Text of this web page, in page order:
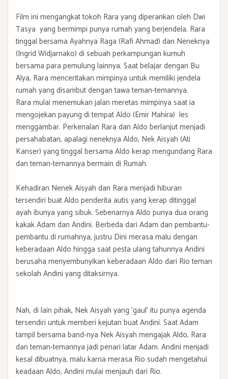
Film ini mengangkat tokoh Rara yang diperankan oleh Dwi
Tasya yang bermimpi punya rumah yang berjendela. Rara
tinggal bersama Ayahnya Raga (Rafi Ahmad) dan Neneknya
(Ingrid Widjarnako) di sebuah perkampungan kumuh
bersama para pemulung lainnya. Saat belajar dengan Bu
Alya, Rara menceritakan mimpinya untuk memiliki jendela
rumah yang disambut dengan tawa teman-temannya.
Rara mulai menemukan jalan meretas mimpinya saat ia
mengojekan payung di tempat Aldo (Emir Mahira) les
menggambar. Perkenalan Rara dan Aldo berlanjut menjadi
persahabatan, apalagi neneknya Aldo, Nek Aisyah (Ati
Kanser) yang tinggal bersama Aldo kerap mengundang Rara
dan teman-temannya bermain di Rumah.
Kehadiran Nenek Aisyah dan Rara menjadi hiburan
tersendiri buat Aldo penderita autis yang kerap ditinggal
ayah ibunya yang sibuk. Sebenarnya Aldo punya dua orang
kakak Adam dan Andini. Berbeda dari Adam dan pembantu-
pembantu di rumahnya, justru Dini merasa malu dengan
keberadaan Aldo hingga saat pesta ulang tahunnya Andini
berusaha menyembunyikan keberadaan Aldo dari Rio teman
sekolah Andini yang ditaksirnya.
Nah, di lain pihak, Nek Aisyah yang 'gaul' itu punya agenda
tersendiri untuk memberi kejutan buat Andini. Saat Adam
tampil bersama band-nya Nek Aisyah mengajak Aldo, Rara
dan teman-temannya jadi penari latar Adam. Andini menjadi
kesal dibuatnya, malu karna merasa Rio sudah mengetahui
keadaan Aldo, Andini mulai menjauh dari Rio.